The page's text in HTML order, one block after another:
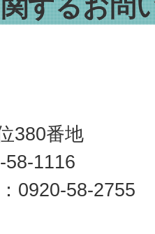
するお問
380番地
58-1116
0920-58-2755